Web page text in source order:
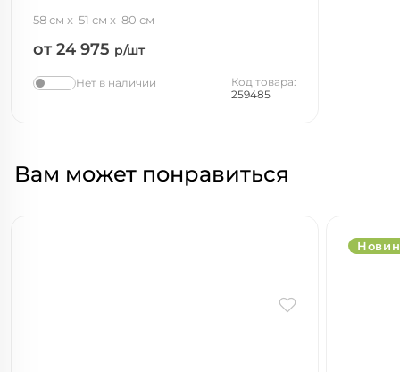
58 см 51 см 80 см
от 24 975 р/шт
Нет в наличии
Код товара:
259485
Вам может понравиться